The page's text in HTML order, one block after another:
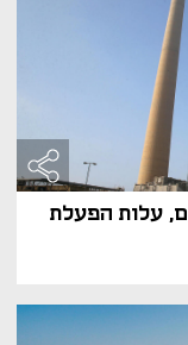
עלות הפעלת